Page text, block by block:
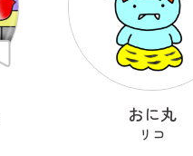
おに丸
リコ